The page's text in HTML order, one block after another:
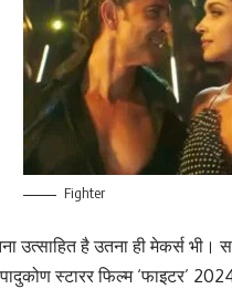
Fighter
है उतना ही मेकर्स भी।
स्टारर फिल्म ‘फाइटर’